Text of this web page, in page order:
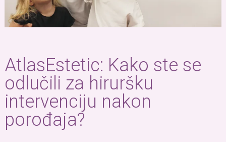
AtlasEstetic: Kako ste se
odlučili za hiruršku
intervenciju nakon
porođaja?